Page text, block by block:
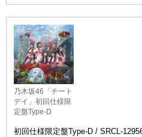
乃木坂46「チート
デイ」初回仕様限
定盤Type-D
初回仕様限定盤Type-D / SRCL-